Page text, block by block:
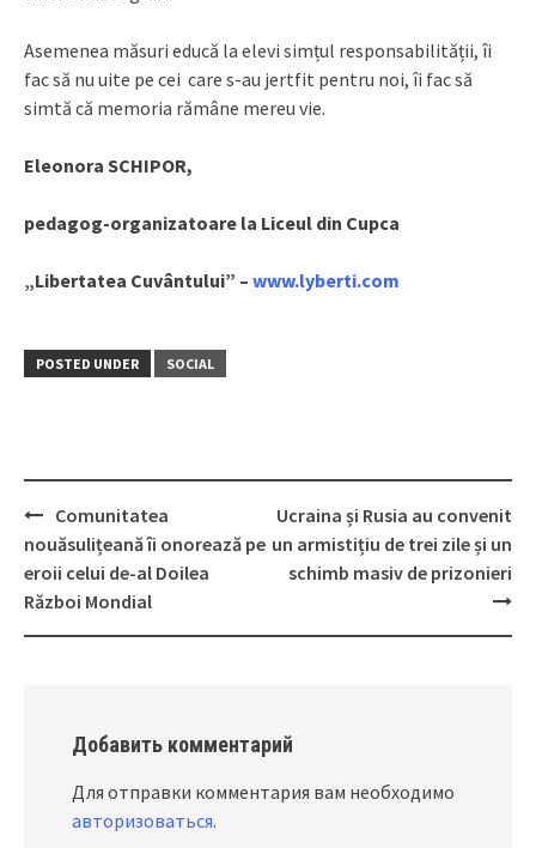
Asemenea măsuri educă la elevi simțul responsabilității, îi
fac să nu uite pe cei care s-au jertfit pentru noi, îi fac să
simtă că memoria rămâne mereu vie.
Eleonora SCHIPOR,
pedagog-organizatoare la Liceul din Cupca
„Libertatea Cuvântului” – www.lyberti.com
POSTED UNDER SOCIAL
Post
navigation
Comunitatea
nouăsulițeană îi onorează pe
eroii celui de-al Doilea
Război Mondial
Ucraina și Rusia au convenit
un armistițiu de trei zile și un
schimb masiv de prizonieri
Добавить комментарий
Для отправки комментария вам необходимо
авторизоваться.